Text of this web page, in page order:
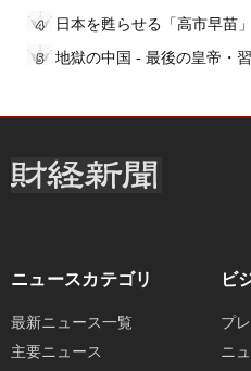
日本を甦らせる「高市早苗
地獄の中国 - 最後の皇帝・
ニュースカテゴリ
最新ニュース一覧
主要ニュース
ビ
プ
ニ